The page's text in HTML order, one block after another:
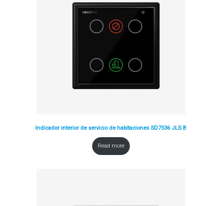
Indicador interior de servicio de habitaciones SD7536 JLS B
Read more